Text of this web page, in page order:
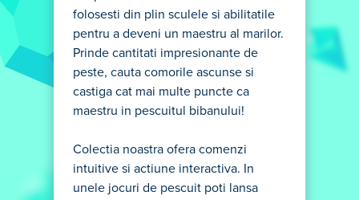
folosesti din plin sculele si abilitatile
pentru a deveni un maestru al marilor.
Prinde cantitati impresionante de
peste, cauta comorile ascunse si
castiga cat mai multe puncte ca
maestru in pescuitul bibanului!
Colectia noastra ofera comenzi
intuitive si actiune interactiva. In
unele jocuri de pescuit poti lansa